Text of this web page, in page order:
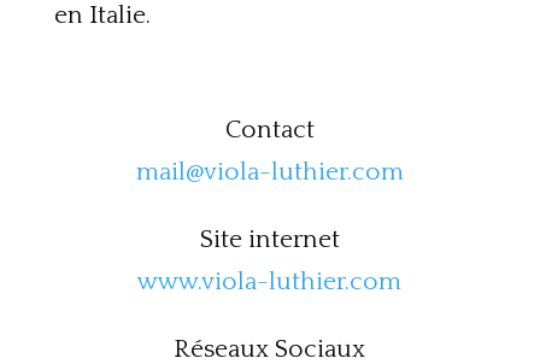
en Italie.
Contact
mail@viola-luthier.com
Site internet
www.viola-luthier.com
Réseaux Sociaux